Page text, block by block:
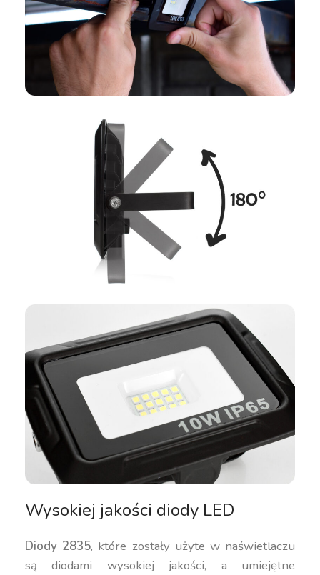
Wysokiej jakości diody LED
Diody 2835, które zostały użyte w naświetlaczu
są diodami wysokiej jakości, a umiejętne